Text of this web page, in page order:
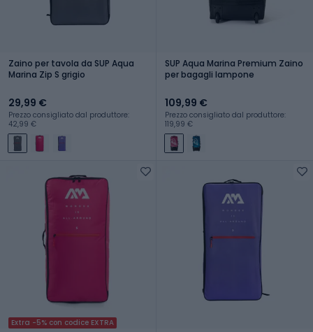
Zaino per tavola da SUP Aqua
Marina Zip S grigio
29,99 €
Prezzo consigliato dal produttore:
42,99 €
SUP Aqua Marina Premium Zaino
per bagagli lampone
109,99 €
Prezzo consigliato dal produttore:
119,99 €
Extra -5% con codice EXTRA